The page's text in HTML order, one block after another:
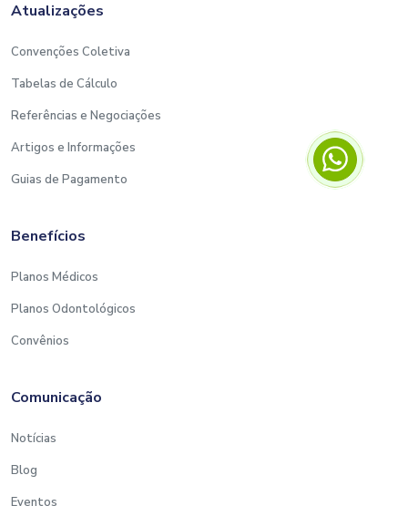
Atualizações
Convenções Coletiva
Tabelas de Cálculo
Referências e Negociações
Artigos e Informações
Guias de Pagamento
Benefícios
Planos Médicos
Planos Odontológicos
Convênios
Comunicação
Notícias
Blog
Eventos